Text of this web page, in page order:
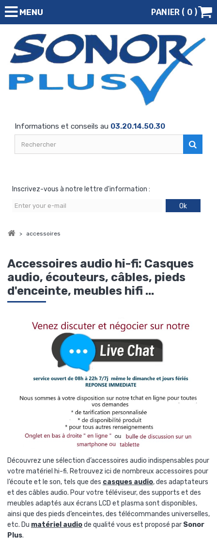
MENU PANIER ( 0 )
Informations et conseils au 03.20.14.50.30
Inscrivez-vous à notre lettre d'information :
Ok
> accessoires
Accessoires audio hi-fi: Casques
audio, écouteurs, câbles, pieds
d'enceinte, meubles hifi ...
Découvrez une sélection d’accessoires audio indispensables pour
votre matériel hi-fi. Retrouvez ici de nombreux accessoires pour
l’écoute et le son, tels que des casques audio, des adaptateurs
et des câbles audio. Pour votre téléviseur, des supports et des
meubles adaptés aux écrans LCD et plasma sont disponibles,
ainsi que des pieds d’enceintes, des télécommandes universelles,
etc. Du matériel audiode qualité vous est proposé par Sonor
Plus.